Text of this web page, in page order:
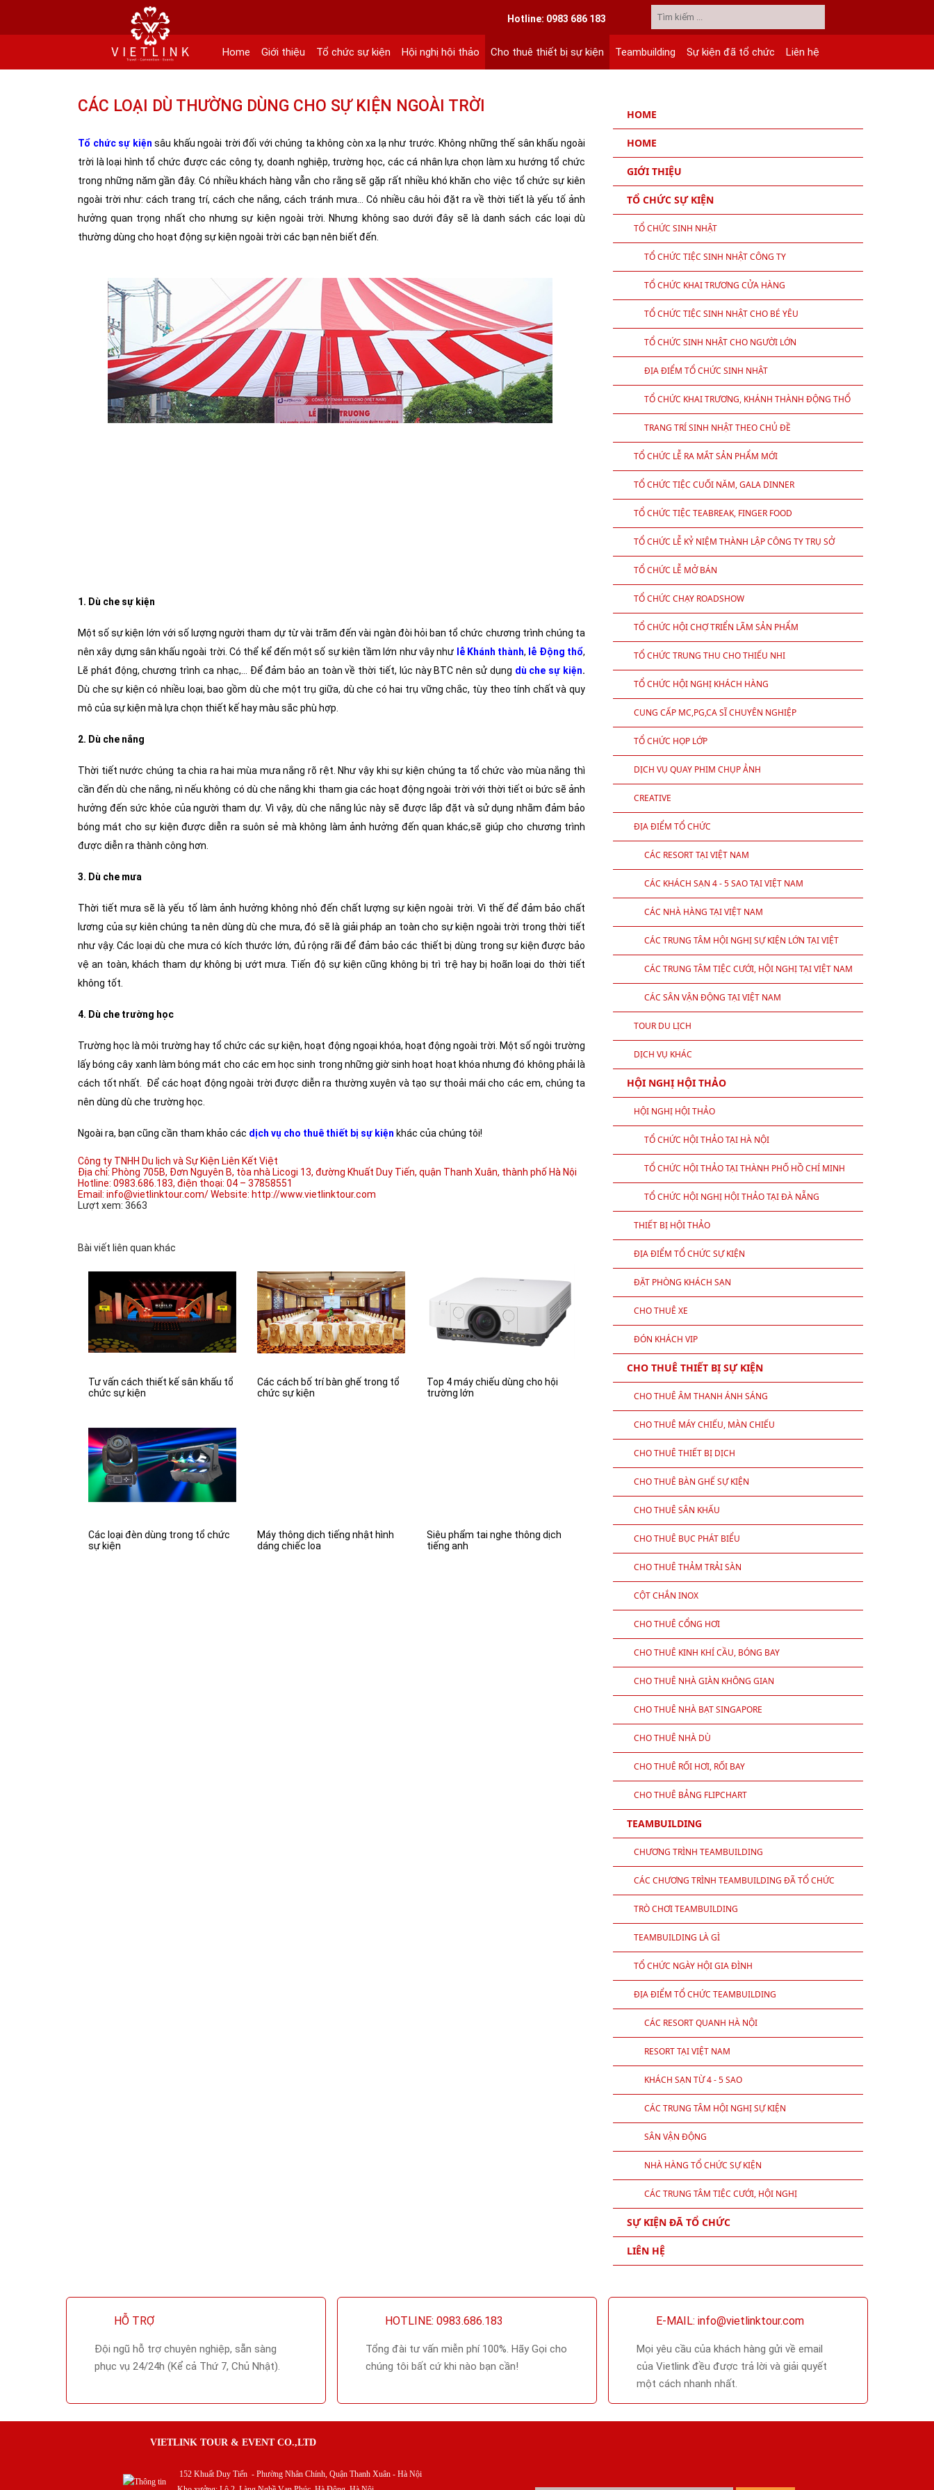
152 Khuất Duy Tiến - Phường Nhân Chính, Quận Thanh Xuân - Hà Nội
Kho xưởng: Lô 2, Làng Nghề Vạn Phúc, Hà Đông, Hà Nội.
Hotline/ skype/ Wechat/ Whatsapp : +84 .0983.686.183 / Tel : +84 243 785 8551 ext 101
Email: info@vietlinktour.com / sales@vietlinktour.com
Hotline: 0983 686 183
Home Giới thiệu Tổ chức sự kiện Hội nghị hội thảo Cho thuê thiết bị sự kiện Teambuilding Sự kiện đã tổ chức Liên hệ
CÁC LOẠI DÙ THƯỜNG DÙNG CHO SỰ KIỆN NGOÀI TRỜI
Tổ chức sự kiện sâu khấu ngoài trời đối với chúng ta không còn xa lạ như trước. Không những thế sân khấu ngoài
trời là loại hình tổ chức được các công ty, doanh nghiệp, trường học, các cá nhân lựa chọn làm xu hướng tổ chức
trong những năm gần đây. Có nhiều khách hàng vẫn cho rằng sẽ gặp rất nhiều khó khăn cho việc tổ chức sự kiên
ngoài trời như: cách trang trí, cách che nắng, cách tránh mưa… Có nhiều câu hỏi đặt ra về thời tiết là yếu tố ảnh
hưởng quan trọng nhất cho nhưng sự kiện ngoài trời. Nhưng không sao dưới đây sẽ là danh sách các loại dù
thường dùng cho hoạt động sự kiện ngoài trời các bạn nên biết đến.
1. Dù che sự kiện
Một số sự kiện lớn với số lượng người tham dự từ vài trăm đến vài ngàn đòi hỏi ban tổ chức chương trình chúng ta
nên xây dựng sân khấu ngoài trời. Có thể kể đến một số sự kiên tầm lớn như vây như lễ Khánh thành, lễ Động thổ,
Lẽ phát động, chương trình ca nhạc,… Để đảm bảo an toàn về thời tiết, lúc này BTC nên sử dụng dù che sự kiện.
Dù che sự kiện có nhiều loại, bao gồm dù che một trụ giữa, dù che có hai trụ vững chắc, tùy theo tính chất và quy
mô của sự kiện mà lựa chọn thiết kế hay màu sắc phù hợp.
2. Dù che nắng
Thời tiết nước chúng ta chia ra hai mùa mưa nắng rõ rệt. Như vậy khi sự kiện chúng ta tổ chức vào mùa nắng thì
cần đến dù che nắng, nì nếu không có dù che nắng khi tham gia các hoạt động ngoài trời với thời tiết oi bức sẽ ảnh
hưởng đến sức khỏe của người tham dự. Vì vậy, dù che nắng lúc này sẽ được lắp đặt và sử dụng nhằm đảm bảo
bóng mát cho sự kiện được diễn ra suôn sẻ mà không làm ảnh hưởng đến quan khác,sẽ giúp cho chương trình
được diễn ra thành công hơn.
3. Dù che mưa
Thời tiết mưa sẽ là yếu tố làm ảnh hưởng không nhỏ đến chất lượng sự kiện ngoài trời. Vì thế để đảm bảo chất
lương của sự kiên chúng ta nên dùng dù che mưa, đó sẽ là giải pháp an toàn cho sự kiện ngoài trời trong thời tiết
như vậy. Các loại dù che mưa có kích thước lớn, đủ rộng rãi để đảm bảo các thiết bị dùng trong sự kiện được bảo
vệ an toàn, khách tham dự không bị ướt mưa. Tiến độ sự kiện cũng không bị trì trệ hay bị hoãn loại do thời tiết
không tốt.
4. Dù che trường học
Trường học là môi trường hay tổ chức các sự kiện, hoạt động ngoại khóa, hoạt động ngoài trời. Một số ngôi trường
lấy bóng cây xanh làm bóng mát cho các em học sinh trong những giờ sinh hoạt hoạt khóa nhưng đó không phải là
cách tốt nhất. Để các hoạt động ngoài trời được diễn ra thường xuyên và tạo sự thoải mái cho các em, chúng ta
nên dùng dù che trường học.
Ngoài ra, bạn cũng cần tham khảo các dịch vụ cho thuê thiết bị sự kiện khác của chúng tôi!
Công ty TNHH Du lịch và Sự Kiện Liên Kết Việt
Địa chỉ: Phòng 705B, Đơn Nguyên B, tòa nhà Licogi 13, đường Khuất Duy Tiến, quận Thanh Xuân, thành phố Hà Nội
Hotline: 0983.686.183, điện thoại: 04 – 37858551
Email: info@vietlinktour.com/ Website: http://www.vietlinktour.com
Lượt xem: 3663
Bài viết liên quan khác
Tư vấn cách thiết kế sân khấu tổ
chức sự kiện
Các cách bố trí bàn ghế trong tổ
chức sự kiện
Top 4 máy chiếu dùng cho hội
trường lớn
Các loại đèn dùng trong tổ chức
sự kiện
Máy thông dịch tiếng nhật hình
dáng chiếc loa
Siêu phẩm tai nghe thông dịch
tiếng anh
HOME
HOME
GIỚI THIỆU
TỔ CHỨC SỰ KIỆN
TỔ CHỨC SINH NHẬT
TỔ CHỨC TIỆC SINH NHẬT CÔNG TY
TỔ CHỨC KHAI TRƯƠNG CỬA HÀNG
TỔ CHỨC TIỆC SINH NHẬT CHO BÉ YÊU
TỔ CHỨC SINH NHẬT CHO NGƯỜI LỚN
ĐỊA ĐIỂM TỔ CHỨC SINH NHẬT
TỔ CHỨC KHAI TRƯƠNG, KHÁNH THÀNH ĐỘNG THỔ
TRANG TRÍ SINH NHẬT THEO CHỦ ĐỀ
TỔ CHỨC LỄ RA MẮT SẢN PHẨM MỚI
TỔ CHỨC TIỆC CUỐI NĂM, GALA DINNER
TỔ CHỨC TIỆC TEABREAK, FINGER FOOD
TỔ CHỨC LỄ KỶ NIỆM THÀNH LẬP CÔNG TY TRỤ SỞ
TỔ CHỨC LỄ MỞ BÁN
TỔ CHỨC CHẠY ROADSHOW
TỔ CHỨC HỘI CHỢ TRIỂN LÃM SẢN PHẨM
TỔ CHỨC TRUNG THU CHO THIẾU NHI
TỔ CHỨC HỘI NGHỊ KHÁCH HÀNG
CUNG CẤP MC,PG,CA SĨ CHUYÊN NGHIỆP
TỔ CHỨC HỌP LỚP
DỊCH VỤ QUAY PHIM CHỤP ẢNH
CREATIVE
ĐỊA ĐIỂM TỔ CHỨC
CÁC RESORT TẠI VIỆT NAM
CÁC KHÁCH SẠN 4 - 5 SAO TẠI VIỆT NAM
CÁC NHÀ HÀNG TẠI VIỆT NAM
CÁC TRUNG TÂM HỘI NGHỊ SỰ KIỆN LỚN TẠI VIỆT
NAM
CÁC TRUNG TÂM TIỆC CƯỚI, HỘI NGHỊ TẠI VIỆT NAM
CÁC SÂN VẬN ĐỘNG TẠI VIỆT NAM
TOUR DU LỊCH
DỊCH VỤ KHÁC
HỘI NGHỊ HỘI THẢO
HỘI NGHỊ HỘI THẢO
TỔ CHỨC HỘI THẢO TẠI HÀ NỘI
TỔ CHỨC HỘI THẢO TẠI THÀNH PHỐ HỒ CHÍ MINH
TỔ CHỨC HỘI NGHỊ HỘI THẢO TẠI ĐÀ NẴNG
THIẾT BỊ HỘI THẢO
ĐỊA ĐIỂM TỔ CHỨC SỰ KIỆN
ĐẶT PHÒNG KHÁCH SẠN
CHO THUÊ XE
ĐÓN KHÁCH VIP
CHO THUÊ THIẾT BỊ SỰ KIỆN
CHO THUÊ ÂM THANH ÁNH SÁNG
CHO THUÊ MÁY CHIẾU, MÀN CHIẾU
CHO THUÊ THIẾT BỊ DỊCH
CHO THUÊ BÀN GHẾ SỰ KIỆN
CHO THUÊ SÂN KHẤU
CHO THUÊ BỤC PHÁT BIỂU
CHO THUÊ THẢM TRẢI SÀN
CỘT CHẮN INOX
CHO THUÊ CỔNG HƠI
CHO THUÊ KINH KHÍ CẦU, BÓNG BAY
CHO THUÊ NHÀ GIÀN KHÔNG GIAN
CHO THUÊ NHÀ BẠT SINGAPORE
CHO THUÊ NHÀ DÙ
CHO THUÊ RỐI HƠI, RỐI BAY
CHO THUÊ BẢNG FLIPCHART
TEAMBUILDING
CHƯƠNG TRÌNH TEAMBUILDING
CÁC CHƯƠNG TRÌNH TEAMBUILDING ĐÃ TỔ CHỨC
TRÒ CHƠI TEAMBUILDING
TEAMBUILDING LÀ GÌ
TỔ CHỨC NGÀY HỘI GIA ĐÌNH
ĐỊA ĐIỂM TỔ CHỨC TEAMBUILDING
CÁC RESORT QUANH HÀ NỘI
RESORT TẠI VIỆT NAM
KHÁCH SẠN TỪ 4 - 5 SAO
CÁC TRUNG TÂM HỘI NGHỊ SỰ KIỆN
SÂN VẬN ĐỘNG
NHÀ HÀNG TỔ CHỨC SỰ KIỆN
CÁC TRUNG TÂM TIỆC CƯỚI, HỘI NGHỊ
SỰ KIỆN ĐÃ TỔ CHỨC
LIÊN HỆ
HỖ TRỢ
Đội ngũ hỗ trợ chuyên nghiệp, sẵn sàng
phục vụ 24/24h (Kể cả Thứ 7, Chủ Nhật).
HOTLINE: 0983.686.183
Tổng đài tư vấn miễn phí 100%. Hãy Gọi cho
chúng tôi bất cứ khi nào bạn cần!
E-MAIL: info@vietlinktour.com
Mọi yêu cầu của khách hàng gửi về email
của Vietlink đều được trả lời và giải quyết
một cách nhanh nhất.
VIETLINK TOUR & EVENT CO.,LTD
152 Khuất Duy Tiến - Phường Nhân Chính, Quận Thanh Xuân - Hà Nội